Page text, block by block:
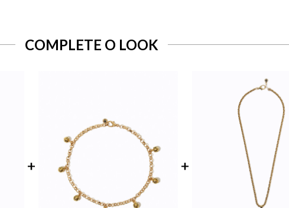
COMPLETE O LOOK